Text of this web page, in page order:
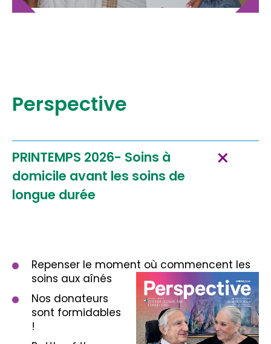
Perspective
PRINTEMPS 2026- Soins à
domicile avant les soins de
longue durée
Repenser le moment où commencent les
soins aux aînés
Nos donateurs
sont formidables
!